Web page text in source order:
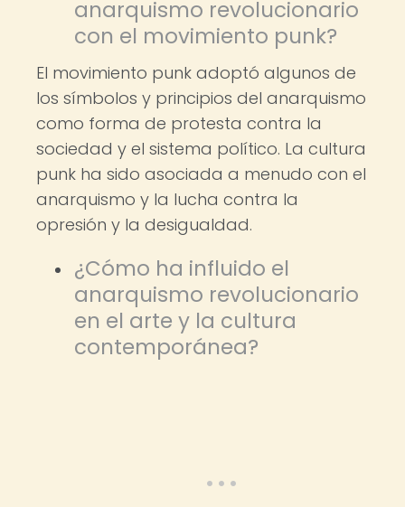
anarquismo revolucionario
con el movimiento punk?
El movimiento punk adoptó algunos de
los símbolos y principios del anarquismo
como forma de protesta contra la
sociedad y el sistema político. La cultura
punk ha sido asociada a menudo con el
anarquismo y la lucha contra la
opresión y la desigualdad.
¿Cómo ha influido el
anarquismo revolucionario
en el arte y la cultura
contemporánea?